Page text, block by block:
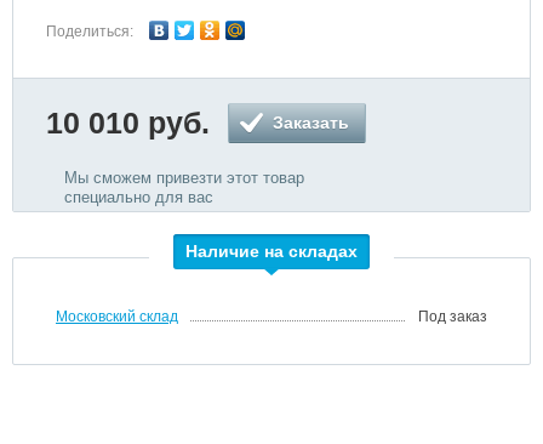
Поделиться:
10 010 руб. Заказать
Мы сможем привезти этот товар
специально для вас
Наличие на складах
Московский склад Под заказ